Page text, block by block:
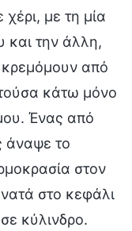
με τη μία
και την άλλη,
κρεμόμουν από
κάτω μόνο
Ένας από
άναψε το
στον
στο κεφάλι
κύλινδρο.